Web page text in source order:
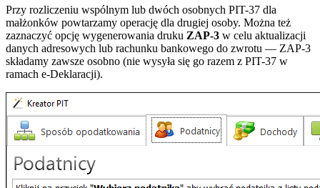
Przy rozliczeniu wspólnym lub dwóch osobnych PIT-37 dla
małżonków powtarzamy operację dla drugiej osoby. Można też
zaznaczyć opcję wygenerowania druku ZAP-3 w celu aktualizacji
danych adresowych lub rachunku bankowego do zwrotu — ZAP-3
składamy zawsze osobno (nie wysyła się go razem z PIT-37 w
ramach e-Deklaracji).